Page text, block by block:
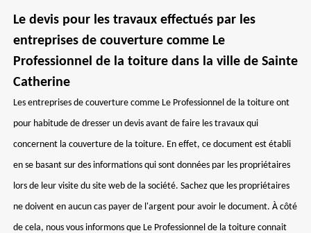
Le devis pour les travaux effectués par les
entreprises de couverture comme Le
Professionnel de la toiture dans la ville de Sainte
Catherine
Les entreprises de couverture comme Le Professionnel de la toiture ont
pour habitude de dresser un devis avant de faire les travaux qui
concernent la couverture de la toiture. En effet, ce document est établi
en se basant sur des informations qui sont données par les propriétaires
lors de leur visite du site web de la société. Sachez que les propriétaires
ne doivent en aucun cas payer de l'argent pour avoir le document. À côté
de cela, nous vous informons que Le Professionnel de la toiture connait